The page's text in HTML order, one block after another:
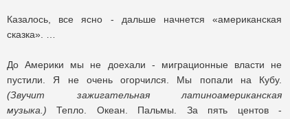
Казалось, все ясно - дальше начнется «американская
сказка». …
До Америки мы не доехали - миграционные власти не
пустили. Я не очень огорчился. Мы попали на Кубу.
(Звучит зажигательная латиноамериканская
музыка.)Тепло. Океан. Пальмы. За пять центов -